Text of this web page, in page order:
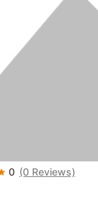
0 (0 Reviews)